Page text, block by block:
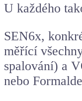
U každého
SEN6x,
měřící
spalování) a
nebo